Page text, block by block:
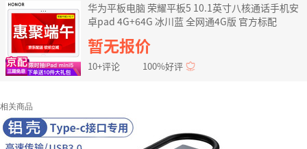
华为平板电脑 荣耀平板5 10.1英寸八核通话手机安
卓pad 4G+64G 冰川蓝 全网通4G版 官方标配
暂无报价
10+评论 100%好评
相关商品